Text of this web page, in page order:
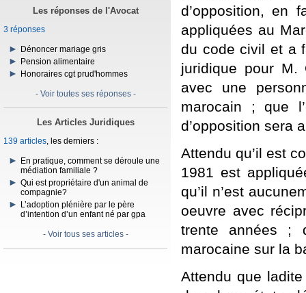
Les réponses de l'Avocat
3 réponses
Dénoncer mariage gris
Pension alimentaire
Honoraires cgt prud'hommes
- Voir toutes ses réponses -
Les Articles Juridiques
139 articles, les derniers :
En pratique, comment se déroule une
médiation familiale ?
Qui est propriétaire d'un animal de
compagnie?
L’adoption plénière par le père
d’intention d’un enfant né par gpa
- Voir tous ses articles -
d’opposition, en
appliquées au
du code civil et a
juridique pour M.
avec une
marocain ; que
d’opposition sera
Attendu qu’il est
1981 est
qu’il n’est
oeuvre avec
trente années ;
marocaine sur la
Attendu que